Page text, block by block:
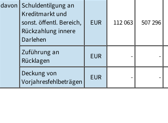
davon Schuldentilgung an
Kreditmarkt und
sonst. öffentl. Bereich,
Rückzahlung innere
Darlehen
EUR 112 063 507 296
Zuführung an
Rücklagen
EUR - -
Deckung von
Vorjahresfehlbeträgen
EUR - -